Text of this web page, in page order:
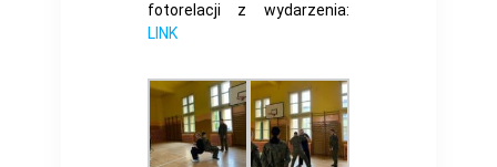
fotorelacji z wydarzenia:
LINK